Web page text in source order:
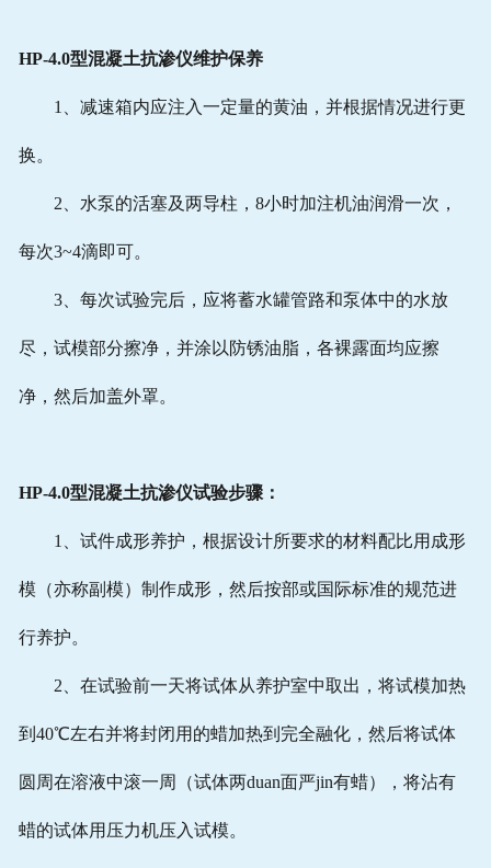
HP-4.0型混凝土抗渗仪维护保养
1、减速箱内应注入一定量的黄油，并根据情况进行更
换。
2、水泵的活塞及两导柱，8小时加注机油润滑一次，
每次3~4滴即可。
3、每次试验完后，应将蓄水罐管路和泵体中的水放
尽，试模部分擦净，并涂以防锈油脂，各裸露面均应擦
净，然后加盖外罩。
HP-4.0型混凝土抗渗仪试验步骤：
1、试件成形养护，根据设计所要求的材料配比用成形
模（亦称副模）制作成形，然后按部或国际标准的规范进
行养护。
2、在试验前一天将试体从养护室中取出，将试模加热
到40℃左右并将封闭用的蜡加热到完全融化，然后将试体
圆周在溶液中滚一周（试体两duan面严jin有蜡），将沾有
蜡的试体用压力机压入试模。